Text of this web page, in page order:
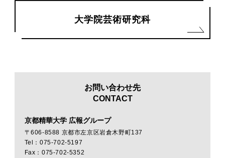
大学院芸術研究科
お問い合わせ先
CONTACT
京都精華大学 広報グループ
〒606-8588 京都市左京区岩倉木野町137
Tel：075-702-5197
Fax：075-702-5352